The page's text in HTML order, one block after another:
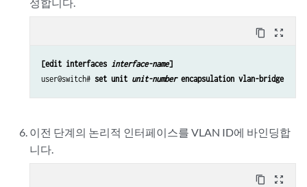
content_copy zoom_out_map
[edit interfaces interface-name]
user@switch# set unit unit-number encapsulation vlan-bridge
이전 단계의 논리적 인터페이스를 VLAN ID에 바인딩합
니다.
content_copy zoom_out_map